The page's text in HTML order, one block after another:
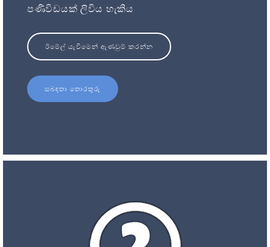
පණිවිඩයක් ලිවිය හැකිය
ඊමේල් යැවීමෙන් ඇණවුම් කරන්න
සබඳතා තොරතුරු